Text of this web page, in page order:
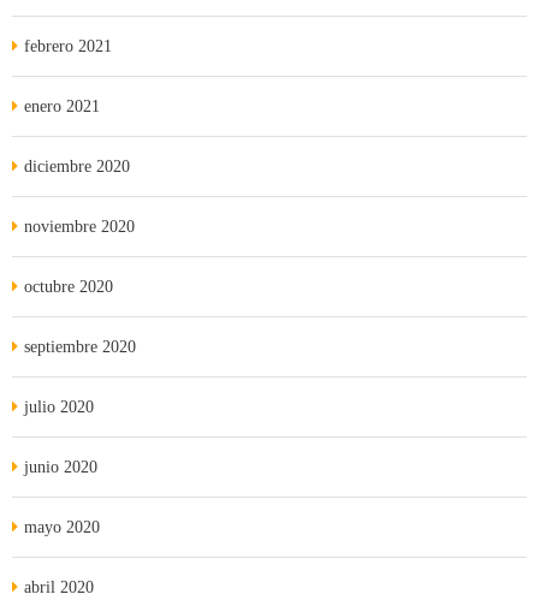
febrero 2021
enero 2021
diciembre 2020
noviembre 2020
octubre 2020
septiembre 2020
julio 2020
junio 2020
mayo 2020
abril 2020